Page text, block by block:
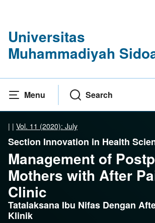
Universitas
Muhammadiyah
Menu Search
| | Vol. 11 (2020): July
Section Innovation in Health
Management of
Mothers with After
Clinic
Tatalaksana Ibu Nifas Dengan
Klinik